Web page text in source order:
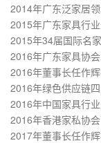
2014年广东泛家居
2015年广东家具行
2015年34届国际名
2016年广东家具协
2016年董事长任作
2016年绿色供应链
2016年中国家具行
2016年香港家私协
2017年董事长任作